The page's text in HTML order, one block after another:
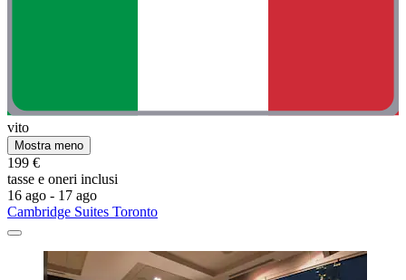
vito
Mostra meno
199 €
tasse e oneri inclusi
16 ago - 17 ago
Cambridge Suites Toronto